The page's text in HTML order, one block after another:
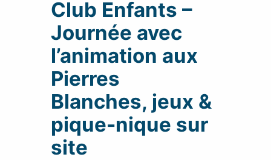
Club Enfants –
Journée avec
l’animation aux
Pierres
Blanches, jeux &
pique-nique sur
site